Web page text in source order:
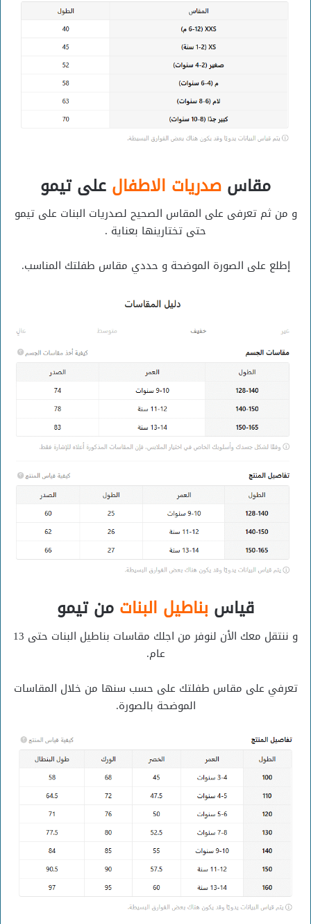
مقاس صدريات الاطفال على تيمو
و من ثم تعرفى على المقاس الصحيح لصدريات البنات على تيمو
حتى تختارينها بعناية .
إطلع على الصورة الموضحة و حددي مقاس طفلتك المناسب.
قياس بناطيل البنات من تيمو
و ننتقل معك الأن لنوفر من اجلك مقاسات بناطيل البنات حتى 13
عام.
تعرفي على مقاس طفلتك على حسب سنها من خلال المقاسات
الموضحة بالصورة.